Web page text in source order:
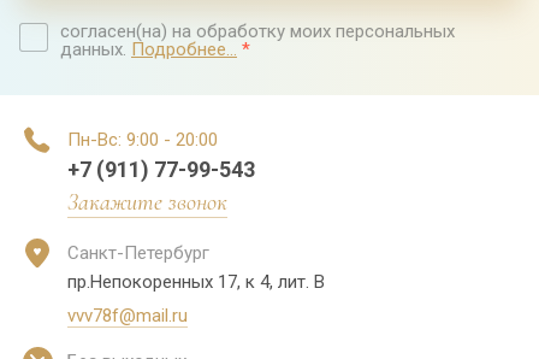
согласен(на) на обработку моих персональных
данных. Подробнее... *
Пн-Вс: 9:00 - 20:00
+7 (911) 77-99-543
Закажите звонок
Санкт-Петербург
пр.Непокоренных 17, к 4, лит. В
vvv78f@mail.ru